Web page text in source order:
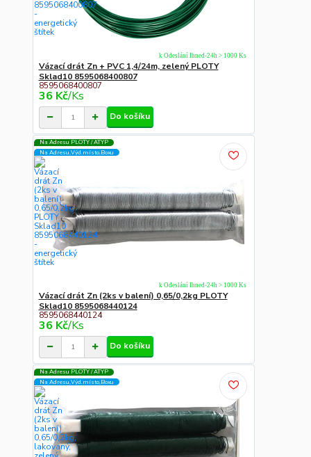
Vázací drát Zn + PVC 1,4/24m, zelený PLOTY
Sklad10 8595068400807
8595068400807
36 Kč/Ks
k Odeslání Ihned-24h > 1000 Ks
Do košíku
Na Adresu PLOTY / ATYP
Na Adresu,Výd.místo,Boxu
Vázací drát Zn (2ks v balení) 0,65/0,2kg PLOTY
Sklad10 8595068440124
8595068440124
36 Kč/Ks
k Odeslání Ihned-24h > 1000 Ks
Do košíku
Na Adresu PLOTY / ATYP
Na Adresu,Výd.místo,Boxu